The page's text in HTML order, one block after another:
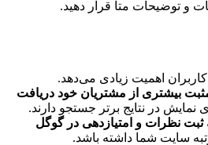
و توضیحات متا قرار دهید.
اهمیت زیادی می‌دهد.
بیشتری از مشتریان خود دریافت
در نتایج برتر جستجو دارند.
ثبت نظرات و امتیازدهی در گوگل
سایت شما داشته باشد.